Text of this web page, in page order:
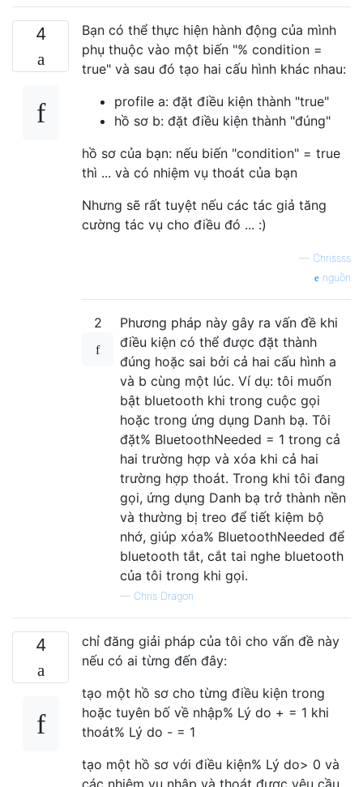
4
Bạn có thể thực hiện hành động của mình
phụ thuộc vào một biến "% condition =
true" và sau đó tạo hai cấu hình khác nhau:
profile a: đặt điều kiện thành "true"
hồ sơ b: đặt điều kiện thành "đúng"
hồ sơ của bạn: nếu biến "condition" = true
thì ... và có nhiệm vụ thoát của bạn
Nhưng sẽ rất tuyệt nếu các tác giả tăng
cường tác vụ cho điều đó ... :)
— Chrissss
nguồn
2
Phương pháp này gây ra vấn đề khi
điều kiện có thể được đặt thành
đúng hoặc sai bởi cả hai cấu hình a
và b cùng một lúc. Ví dụ: tôi muốn
bật bluetooth khi trong cuộc gọi
hoặc trong ứng dụng Danh bạ. Tôi
đặt% BluetoothNeeded = 1 trong cả
hai trường hợp và xóa khi cả hai
trường hợp thoát. Trong khi tôi đang
gọi, ứng dụng Danh bạ trở thành nền
và thường bị treo để tiết kiệm bộ
nhớ, giúp xóa% BluetoothNeeded để
bluetooth tắt, cắt tai nghe bluetooth
của tôi trong khi gọi.
— Chris Dragon
4
chỉ đăng giải pháp của tôi cho vấn đề này
nếu có ai từng đến đây:
tạo một hồ sơ cho từng điều kiện trong
hoặc tuyên bố về nhập% Lý do + = 1 khi
thoát% Lý do - = 1
tạo một hồ sơ với điều kiện% Lý do> 0 và
các nhiệm vụ nhập và thoát được yêu cầu